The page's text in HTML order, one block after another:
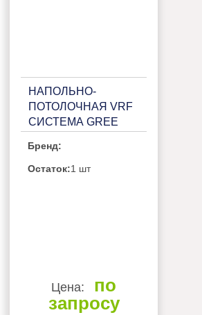
НАПОЛЬНО-
ПОТОЛОЧНАЯ VRF
СИСТЕМА GREE
Бренд:
Остаток:1 шт
Цена:
по
запросу